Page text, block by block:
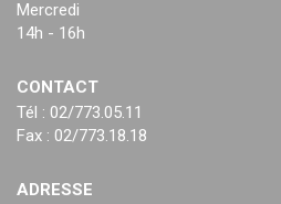
Mercredi
14h - 16h
CONTACT
Tél : 02/773.05.11
Fax : 02/773.18.18
ADRESSE